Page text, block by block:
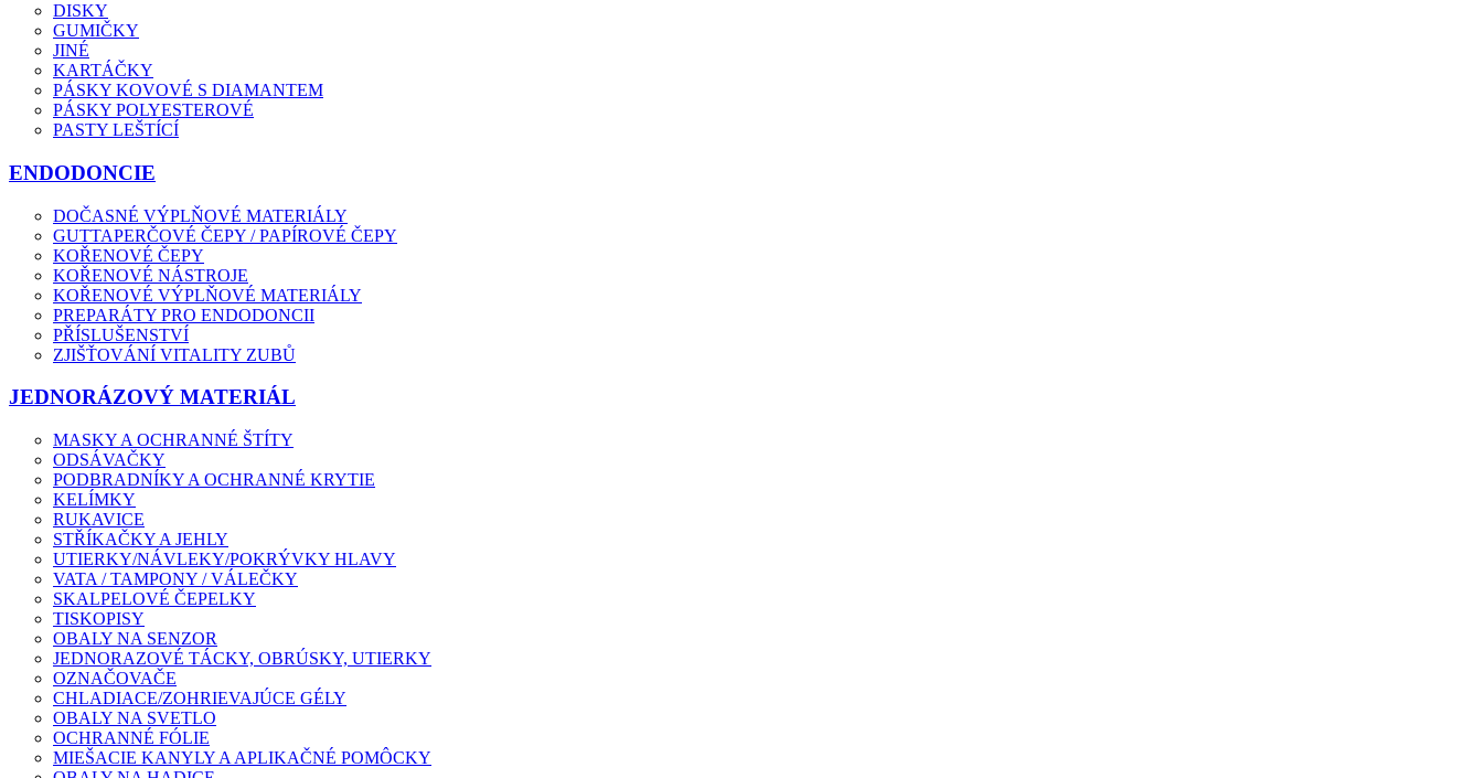
DISKY
GUMIČKY
JINÉ
KARTÁČKY
PÁSKY KOVOVÉ S DIAMANTEM
PÁSKY POLYESTEROVÉ
PASTY LEŠTÍCÍ
ENDODONCIE
DOČASNÉ VÝPLŇOVÉ MATERIÁLY
GUTTAPERČOVÉ ČEPY / PAPÍROVÉ ČEPY
KOŘENOVÉ ČEPY
KOŘENOVÉ NÁSTROJE
KOŘENOVÉ VÝPLŇOVÉ MATERIÁLY
PREPARÁTY PRO ENDODONCII
PŘÍSLUŠENSTVÍ
ZJIŠŤOVÁNÍ VITALITY ZUBŮ
JEDNORÁZOVÝ MATERIÁL
MASKY A OCHRANNÉ ŠTÍTY
ODSÁVAČKY
PODBRADNÍKY A OCHRANNÉ KRYTIE
KELÍMKY
RUKAVICE
STŘÍKAČKY A JEHLY
UTIERKY/NÁVLEKY/POKRÝVKY HLAVY
VATA / TAMPONY / VÁLEČKY
SKALPELOVÉ ČEPELKY
TISKOPISY
OBALY NA SENZOR
JEDNORAZOVÉ TÁCKY, OBRÚSKY, UTIERKY
OZNAČOVAČE
CHLADIACE/ZOHRIEVAJÚCE GÉLY
OBALY NA SVETLO
OCHRANNÉ FÓLIE
MIEŠACIE KANYLY A APLIKAČNÉ POMÔCKY